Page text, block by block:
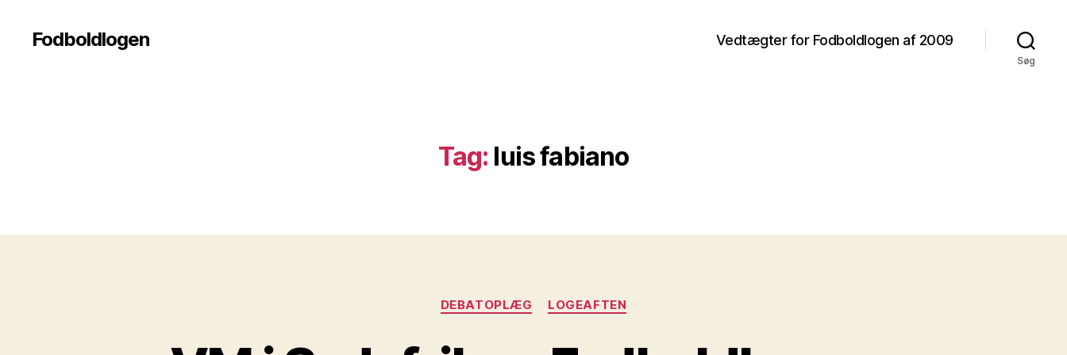
Fodboldlogen Vedtægter for Fodboldlogen af 2009
Søg
Tag: luis fabiano
Kategorier
DEBATOPLÆG LOGEAFTEN